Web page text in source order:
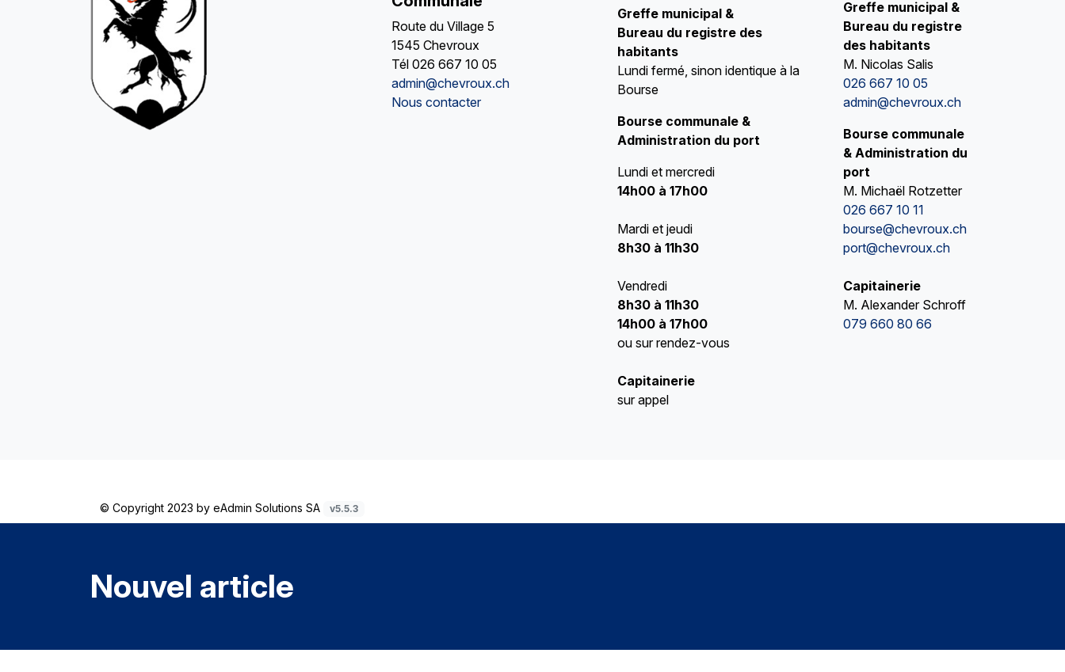
Route du Village 5
1545 Chevroux
Tél 026 667 10 05
admin@chevroux.ch
Nous contacter
Greffe municipal &
Bureau du registre des
habitants
Lundi fermé, sinon identique à la
Bourse
Bourse communale &
Administration du port
Lundi et mercredi
14h00 à 17h00
Mardi et jeudi
8h30 à 11h30
Vendredi
8h30 à 11h30
14h00 à 17h00
ou sur rendez-vous
Capitainerie
sur appel
Greffe municipal &
Bureau du registre
des habitants
M. Nicolas Salis
026 667 10 05
admin@chevroux.ch
Bourse communale
& Administration du
port
M. Michaël Rotzetter
026 667 10 11
bourse@chevroux.ch
port@chevroux.ch
Capitainerie
M. Alexander Schroff
079 660 80 66
© Copyright 2023 by eAdmin Solutions SA v5.5.3
Nouvel article